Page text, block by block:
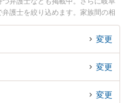
護士を絞り込めます。家族間の相
かな分野での絞り込み検索もでき
オフィスの藤嶋 護弁護士や旭合同
ラブルを今すぐに弁護士に相談し
富な近くの弁護士を検索したい』
る岐阜県内の弁護士に相談予約し
変更
変更
変更